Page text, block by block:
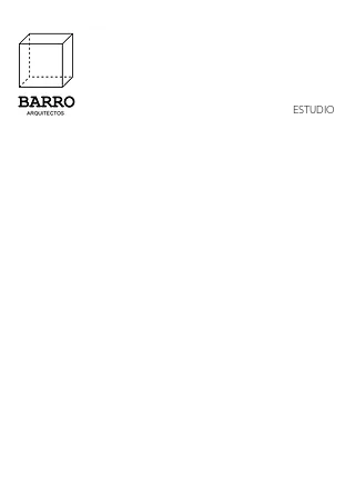
ESTUDIO